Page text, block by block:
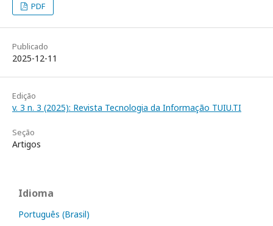
PDF
Publicado
2025-12-11
Edição
v. 3 n. 3 (2025): Revista Tecnologia da Informação TUIU.TI
Seção
Artigos
Idioma
Português (Brasil)